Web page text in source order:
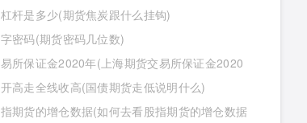
杆是多少(期货焦炭跟什么挂钩)
密码(期货密码几位数)
易所保证金2020年(上海期货交易所保证金2020
高走全线收高(国债期货走低说明什么)
期货的增仓数据(如何去看股指期货的增仓数据